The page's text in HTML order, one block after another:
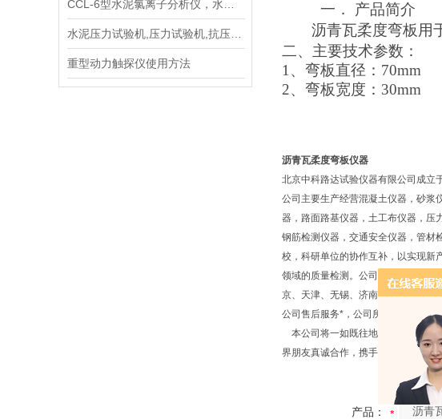
重型动力触探仪使用方法
一． 产品简介
沥青瓦柔度弯板用
二、 主要技术参数：
1、 弯板直径： 70mm
2、弯板宽度：30mm
沥青瓦柔度弯板仪器
北京中科路达试验仪器有限公司成立
公司主要生产经营混凝土仪器，砂浆
器，路面路基仪器，土工布仪器，压
钢筋检测仪器，交通安全仪器，管材
校，科研单位的协作互补，以实现新
领域的质量检测。公司承接各种新建
京、天津、无锡、济南等厂家的仪器
公司售后服务*，公司所售产品质保
本公司将一如既往地坚持“诚信经
界朋友真诚合作，携手共赢。
产品：